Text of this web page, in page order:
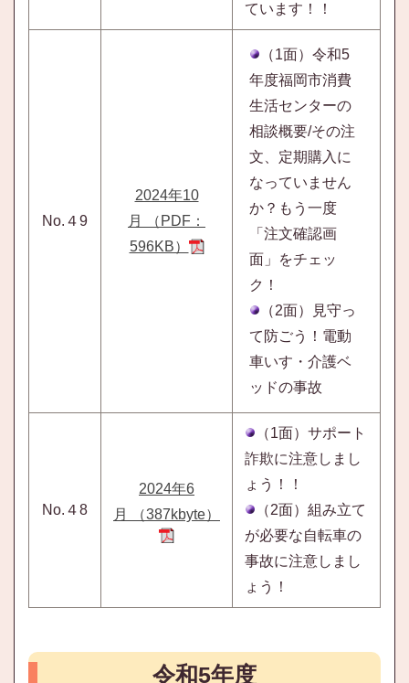
ています！！
No.４9
2024年10
月 （PDF：
596KB）
（1面）令和5
年度福岡市消費
生活センターの
相談概要/その注
文、定期購入に
なっていません
か？も う一度
「注文確認画
面」をチェッ
ク！
（2面）見守っ
て防ごう！電動
車いす・介護ベ
ッドの事故
No.４8
2024年6
月 （387kbyte）
（1面）サポート
詐欺に注意しまし
ょう！！
（2面）組み立て
が必要な自転車の
事故に注意しまし
ょう！
令和5年度